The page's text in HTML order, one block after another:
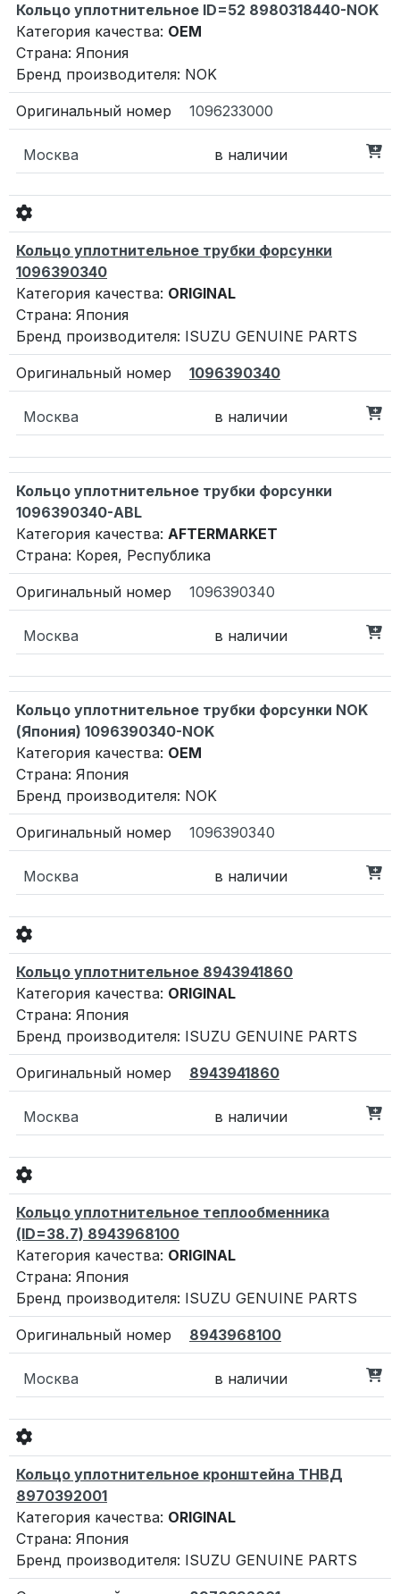
Кольцо уплотнительное ID=52 8980318440-NOK
Категория качества: OEM
Страна: Япония
Бренд производителя: NOK
1096233000
Москва в наличии
Кольцо уплотнительное трубки форсунки
1096390340
Категория качества: ORIGINAL
Страна: Япония
Бренд производителя: ISUZU GENUINE PARTS
1096390340
Москва в наличии
Кольцо уплотнительное трубки форсунки
1096390340-ABL
Категория качества: AFTERMARKET
Страна: Корея, Республика
1096390340
Москва в наличии
Кольцо уплотнительное трубки форсунки NOK
(Япония) 1096390340-NOK
Категория качества: OEM
Страна: Япония
Бренд производителя: NOK
1096390340
Москва в наличии
Кольцо уплотнительное 8943941860
Категория качества: ORIGINAL
Страна: Япония
Бренд производителя: ISUZU GENUINE PARTS
8943941860
Москва в наличии
Кольцо уплотнительное теплообменника
(ID=38.7) 8943968100
Категория качества: ORIGINAL
Страна: Япония
Бренд производителя: ISUZU GENUINE PARTS
8943968100
Москва в наличии
Кольцо уплотнительное кронштейна ТНВД
8970392001
Категория качества: ORIGINAL
Страна: Япония
Бренд производителя: ISUZU GENUINE PARTS